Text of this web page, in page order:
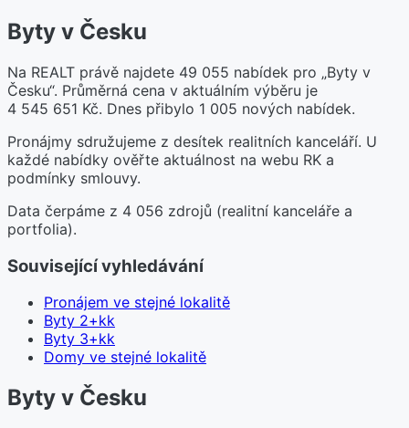
Byty v Česku
Na REALT právě najdete 49 055 nabídek pro „Byty v
Česku“. Průměrná cena v aktuálním výběru je
4 545 651 Kč. Dnes přibylo 1 005 nových nabídek.
Pronájmy sdružujeme z desítek realitních kanceláří. U
každé nabídky ověřte aktuálnost na webu RK a
podmínky smlouvy.
Data čerpáme z 4 056 zdrojů (realitní kanceláře a
portfolia).
Související vyhledávání
Pronájem ve stejné lokalitě
Byty 2+kk
Byty 3+kk
Domy ve stejné lokalitě
Byty v Česku